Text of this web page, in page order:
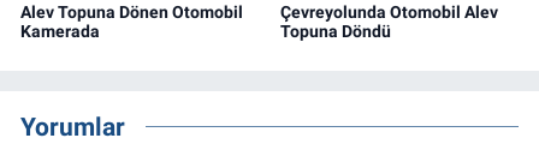
Alev Topuna Dönen Otomobil
Kamerada
Çevreyolunda Otomobil Alev
Topuna Döndü
Yorumlar